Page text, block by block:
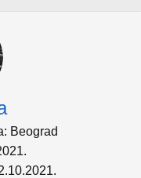
Beograd